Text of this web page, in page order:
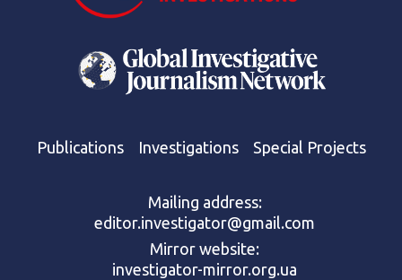
Publications Investigations Special Projects
Mailing address:
editor.investigator@gmail.com
Mirror website:
investigator-mirror.org.ua